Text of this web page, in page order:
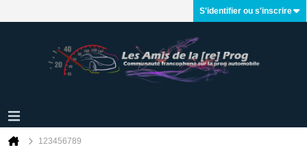
S'identifier ou s'inscrire
123456789